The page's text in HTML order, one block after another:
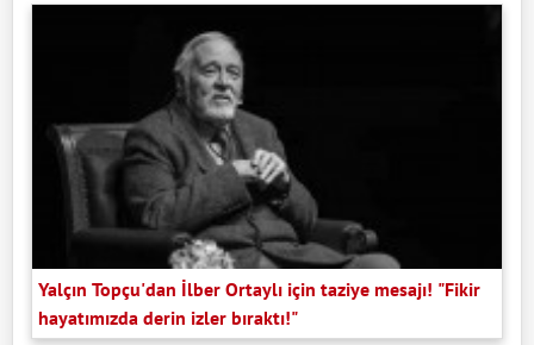
Yalçın Topçu'dan İlber Ortaylı için taziye mesajı! "Fikir
hayatımızda derin izler bıraktı!"